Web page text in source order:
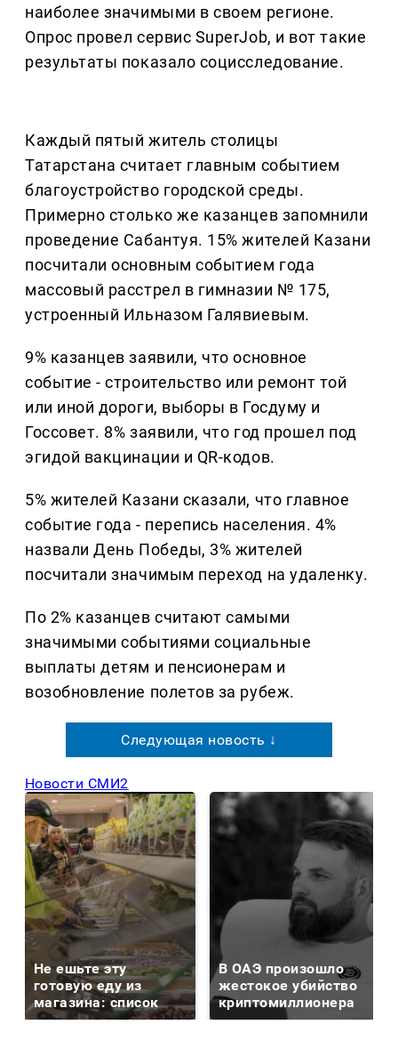
наиболее значимыми в своем регионе.
Опрос провел сервис SuperJob, и вот такие
результаты показало социсследование.
Каждый пятый житель столицы
Татарстана считает главным событием
благоустройство городской среды.
Примерно столько же казанцев запомнили
проведение Сабантуя. 15% жителей Казани
посчитали основным событием года
массовый расстрел в гимназии № 175,
устроенный Ильназом Галявиевым.
9% казанцев заявили, что основное
событие - строительство или ремонт той
или иной дороги, выборы в Госдуму и
Госсовет. 8% заявили, что год прошел под
эгидой вакцинации и QR-кодов.
5% жителей Казани сказали, что главное
событие года - перепись населения. 4%
назвали День Победы, 3% жителей
посчитали значимым переход на удаленку.
По 2% казанцев считают самыми
значимыми событиями социальные
выплаты детям и пенсионерам и
возобновление полетов за рубеж.
Следующая новость ↓
Новости СМИ2
Не ешьте эту
готовую еду из
магазина: список
В ОАЭ произошло
жестокое убийство
криптомиллионера